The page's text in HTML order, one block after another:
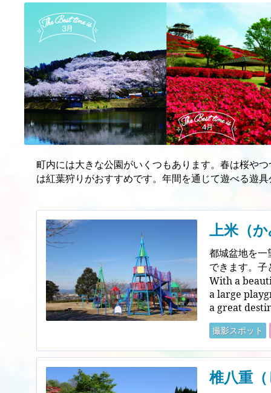
町内には大きな公園がいくつもあります。春は桜や
は紅葉狩りがおすすめです。年間を通じて遊べる遊
上米（
都城盆地を一
できます。
With a
a large
a great
撮影スポット
椎八重